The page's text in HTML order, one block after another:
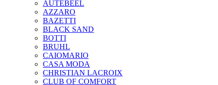
AUTEBEEL
AZZARO
BAZETTI
BLACK SAND
BOTTI
BRUHL
CAIOMARIO
CASA MODA
CHRISTIAN LACROIX
CLUB OF COMFORT